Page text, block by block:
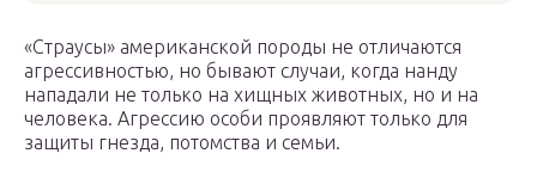
«Страусы» американской породы не отличаются
агрессивностью, но бывают случаи, когда нанду
нападали не только на хищных животных, но и на
человека. Агрессию особи проявляют только для
защиты гнезда, потомства и семьи.